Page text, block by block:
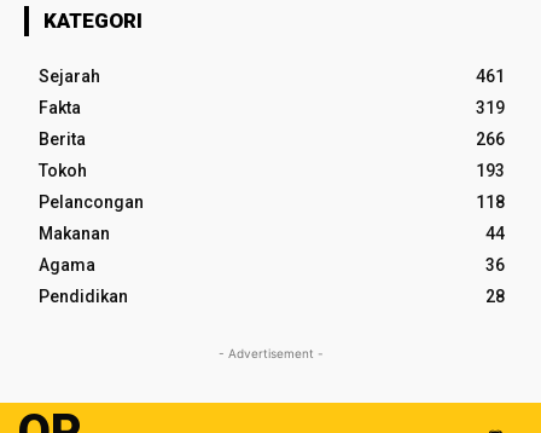
KATEGORI
Sejarah
461
Fakta
319
Berita
266
Tokoh
193
Pelancongan
118
Makanan
44
Agama
36
Pendidikan
28
- Advertisement -